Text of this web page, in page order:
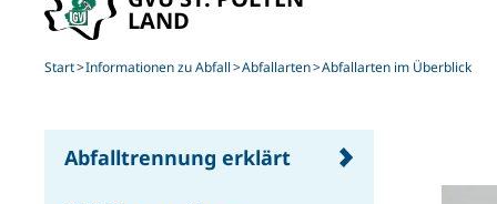
Start Informationen zu Abfall Abfallarten Abfallarten im Überblick
Abfalltrennung erklärt